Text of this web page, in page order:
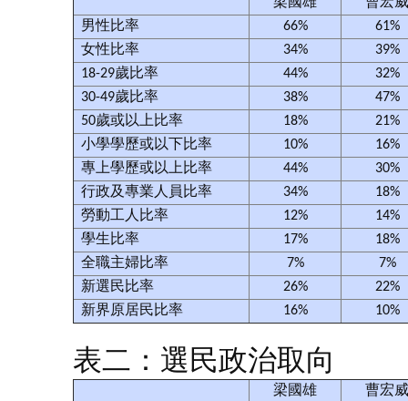
男性比率
66%
61%
女性比率
34%
39%
18-29歲比率
44%
32%
30-49歲比率
38%
47%
50歲或以上比率
18%
21%
小學學歷或以下比率
10%
16%
專上學歷或以上比率
44%
30%
行政及專業人員比率
34%
18%
勞動工人比率
12%
14%
學生比率
17%
18%
全職主婦比率
7%
7%
新選民比率
26%
22%
新界原居民比率
16% 10%
表二：選民政治取向
梁國雄
曹宏